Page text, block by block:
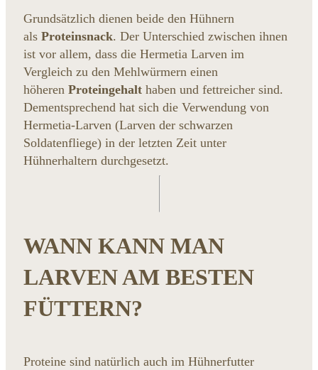
Grundsätzlich dienen beide den Hühnern
als Proteinsnack. Der Unterschied zwischen ihnen
ist vor allem, dass die Hermetia Larven im
Vergleich zu den Mehlwürmern einen
höheren Proteingehalt haben und fettreicher sind.
Dementsprechend hat sich die Verwendung von
Hermetia-Larven (Larven der schwarzen
Soldatenfliege) in der letzten Zeit unter
Hühnerhaltern durchgesetzt.
WANN KANN MAN
LARVEN AM BESTEN
FÜTTERN?
Proteine sind natürlich auch im Hühnerfutter